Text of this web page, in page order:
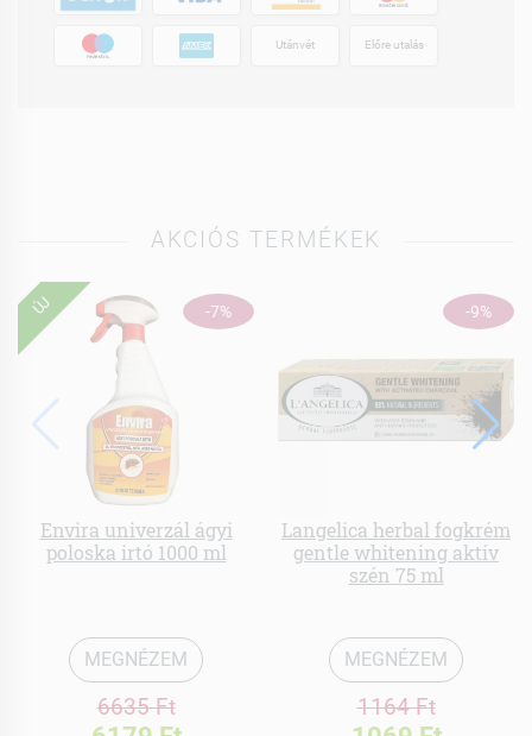
Utánvét Előre utalás
AKCIÓS TERMÉKEK
-7%
ÚJ
Envira univerzál ágyi
poloska irtó 1000 ml
MEGNÉZEM
6635 Ft
-9%
Langelica herbal fogkrém
gentle whitening aktív
szén 75 ml
MEGNÉZEM
1164 Ft